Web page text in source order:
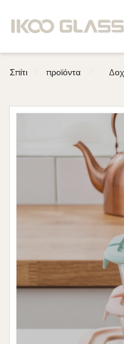
Σπίτι προϊόντα